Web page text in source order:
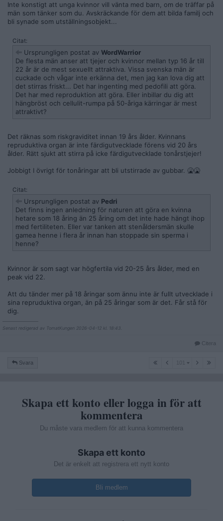
Inte konstigt att unga kvinnor vill vänta med barn, om de träffar på
män som tänker som du. Avskräckande för dem att bilda familj och
bli synade som utställningsobjekt...
Citat:
Ursprungligen postat av WordWarrior
De flesta män anser att tjejer och kvinnor mellan typ 16 år till
22 år är de mest sexuellt attraktiva. Vissa svenska män är
cuckade och vågar inte erkänna det, men jag kan lova dig att
det stirras friskt... Det har ingenting med pedofili att göra.
Det har med reproduktion att göra. Eller inbillar du dig att
hängbröst och cellulit-rumpa på 50-åriga kärringar är mest
attraktivt?
Det räknas som riskgraviditet innan 19 års ålder. Kvinnans
repruduktiva organ är inte färdigutvecklade förens vid 20 års
ålder. Rätt sjukt att stirra på icke färdigutvecklade tonårstjejer!
Jobbigt I övrigt för tonåringar att bli utstirrade av gubbar. 🤮🤮
Citat:
Ursprungligen postat av Pedri
Det finns ingen anledning för naturen att göra en kvinna
hetare som 18 åring än 25 åring om det inte hade hängt ihop
med fertiliteten. Eller var tanken att stenåldersmän skulle
gamea henne i flera år innan han stoppade sin sperma i
henne?
Kvinnor är som sagt var högfertila vid 20-25 års ålder, med en
peak vid 22.
Att du tänder mer på 18 åringar som ännu inte är fullt utvecklade i
sina repruduktiva organ, än på 25 åringar som är det. Får stå för
dig.
Senast redigerad av TomatKungen 2026-04-12 kl. 18:43.
Citera
Svara 101
Skapa ett konto eller logga in för att
kommentera
Du måste vara medlem för att kunna kommentera
Skapa ett konto
Det är enkelt att registrera ett nytt konto
Bli medlem